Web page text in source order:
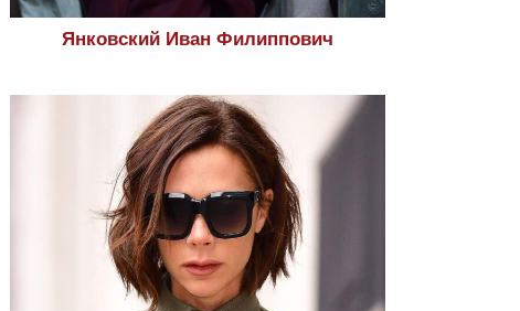
Янковский Иван Филиппович